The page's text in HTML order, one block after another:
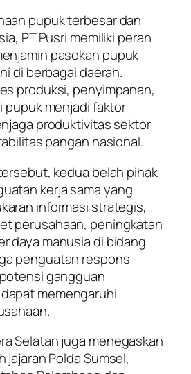
pupuk terbesar dan
PT Pusri memiliki peran
pasokan pupuk
di berbagai daerah.
produksi, penyimpanan,
pupuk menjadi faktor
produktivitas sektor
pangan nasional.
kedua belah pihak
kerja sama yang
informasi strategis,
perusahaan, peningkatan
daya manusia di bidang
penguatan respons
gangguan
memengaruhi
Selatan juga menegaskan
jajaran Polda Sumsel,